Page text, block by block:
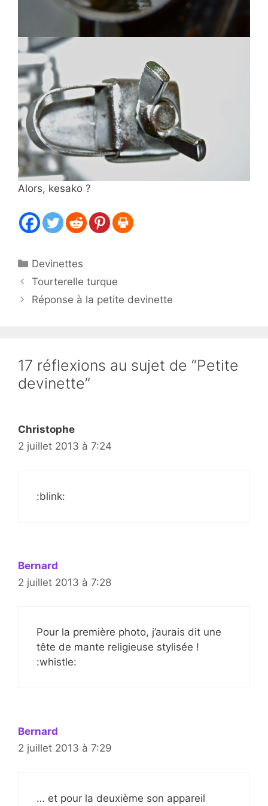
Alors, kesako ?
Catégories
Devinettes
Tourterelle turque
Réponse à la petite devinette
17 réflexions au sujet de “Petite
devinette”
Christophe
2 juillet 2013 à 7:24
:blink:
Bernard
2 juillet 2013 à 7:28
Pour la première photo, j’aurais dit une
tête de mante religieuse stylisée !
:whistle:
Bernard
2 juillet 2013 à 7:29
… et pour la deuxième son appareil